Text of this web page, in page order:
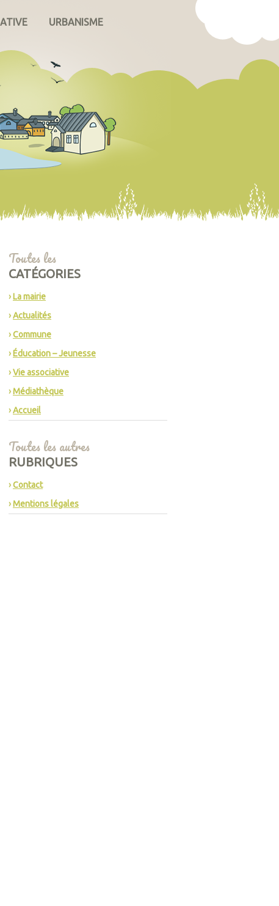
URBANISME
Toutes les
CATÉGORIES
La mairie
Actualités
Commune
Éducation – Jeunesse
Vie associative
Médiathèque
Accueil
Toutes les autres
RUBRIQUES
Contact
Mentions légales